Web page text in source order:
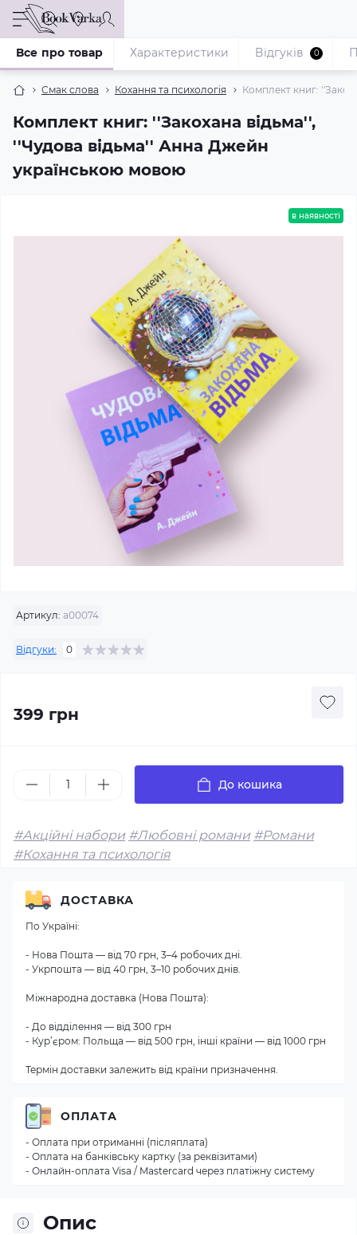
Смак слова Кохання та психологія Комплект книг:
Комплект книг: ''Закохана відьма'',
''Чудова відьма'' Анна Джейн
українською мовою
Все про товар Характеристики Відгуків 0
в наявності
Артикул: a00074
Відгуки: 0
399 грн
До кошика
#Акційні набори #Любовні романи #Романи
#Кохання та психологія
Опис
ДОСТАВКА
По Україні:
- Нова Пошта — від 70 грн, 3–4 робочих дні.
- Укрпошта — від 40 грн, 3–10 робочих днів.
Міжнародна доставка (Нова Пошта):
- До відділення — від 300 грн
- Кур’єром: Польща — від 500 грн, інші країни — від 1000 грн
Термін доставки залежить від країни призначення.
ОПЛАТА
- Оплата при отриманні (післяплата)
- Оплата на банківську картку (за реквізитами)
- Онлайн-оплата Visa / Mastercard через платіжну систему